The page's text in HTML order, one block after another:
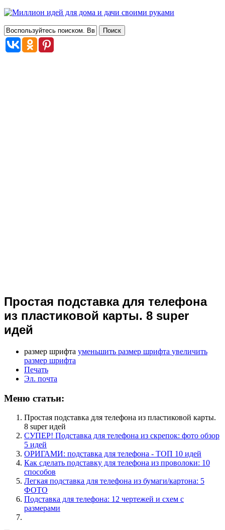
Простая подставка для телефона
из пластиковой карты. 8 super
идей
размер шрифта уменьшить размер шрифта увеличить
размер шрифта
Печать
Эл. почта
Меню статьи:
Простая подставка для телефона из пластиковой карты.
8 super идей
СУПЕР! Подставка для телефона из скрепок: фото обзор
5 идей
ОРИГАМИ: подставка для телефона - ТОП 10 идей
Как сделать подставку для телефона из проволоки: 10
способов
Легкая подставка для телефона из бумаги/картона: 5
ФОТО
Подставка для телефона: 12 чертежей и схем с
размерами